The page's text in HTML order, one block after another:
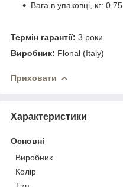
Вага в упаковці, кг: 0.75
Термін гарантії: 3 роки
Виробник: Flonal (Italy)
Приховати
Характеристики
Основні
Виробник
Колір